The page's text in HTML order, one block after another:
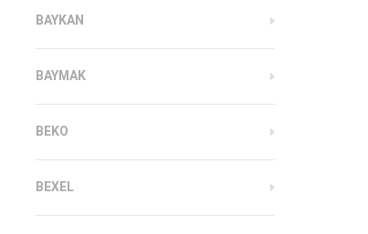
BAYKAN
BAYMAK
BEKO
BEXEL